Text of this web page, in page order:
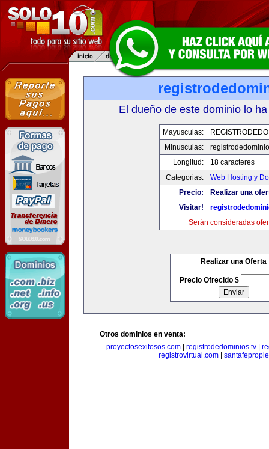
El dueño de este dominio lo
Mayusculas:
Minusculas:
Longitud:
18 caracteres
Categorias:
Web Hosting y
Precio:
Realizar una
Visitar!
Serán consideradas
Realizar una Oferta
Precio Ofrecido $
Otros dominios en venta:
proyectosexitosos.com
registrodedominios.tv
registrovirtual.com